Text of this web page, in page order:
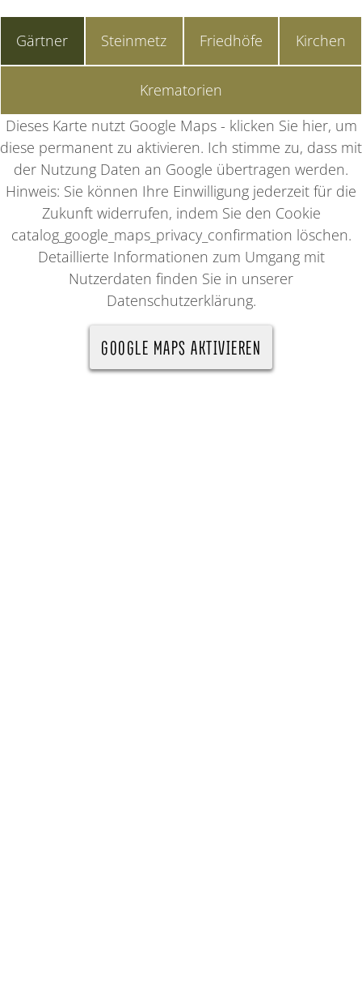
Gärtner Steinmetz Friedhöfe Kirchen
Krematorien
Dieses Karte nutzt Google Maps - klicken Sie hier, um
diese permanent zu aktivieren. Ich stimme zu, dass mit
der Nutzung Daten an Google übertragen werden.
Hinweis: Sie können Ihre Einwilligung jederzeit für die
Zukunft widerrufen, indem Sie den Cookie
catalog_google_maps_privacy_confirmation löschen.
Detaillierte Informationen zum Umgang mit
Nutzerdaten finden Sie in unserer
Datenschutzerklärung.
GOOGLE MAPS AKTIVIEREN